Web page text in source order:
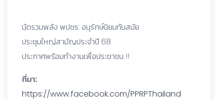
นัดรวมพลัง พปชร. อนุรักษ์นิยมทันสมัย
ประชุมใหญ่สามัญประจำปี 68
ประกาศพร้อมทำงานเพื่อประชาชน !!
ที่มา:
https://www.facebook.com/PPRPThailand